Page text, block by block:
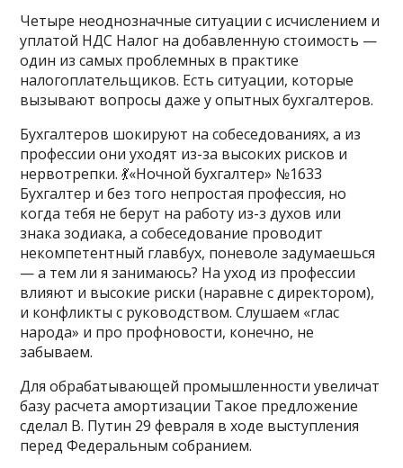
Четыре неоднозначные ситуации с исчислением и
уплатой НДС Налог на добавленную стоимость —
один из самых проблемных в практике
налогоплательщиков. Есть ситуации, которые
вызывают вопросы даже у опытных бухгалтеров.
Бухгалтеров шокируют на собеседованиях, а из
профессии они уходят из-за высоких рисков и
нервотрепки. 💃«Ночной бухгалтер» №1633
Бухгалтер и без того непростая профессия, но
когда тебя не берут на работу из-з духов или
знака зодиака, а собеседование проводит
некомпетентный главбух, поневоле задумаешься
— а тем ли я занимаюсь? На уход из профессии
влияют и высокие риски (наравне с директором),
и конфликты с руководством. Слушаем «глас
народа» и про профновости, конечно, не
забываем.
Для обрабатывающей промышленности увеличат
базу расчета амортизации Такое предложение
сделал В. Путин 29 февраля в ходе выступления
перед Федеральным собранием.